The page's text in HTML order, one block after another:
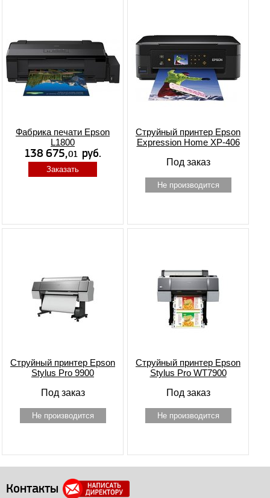
Фабрика печати Epson
L1800
Заказать
Струйный принтер Epson
Expression Home XP-406
Под заказ
Не производится
Струйный принтер Epson
Stylus Pro 9900
Под заказ
Не производится
Струйный принтер Epson
Stylus Pro WT7900
Под заказ
Не производится
Контакты